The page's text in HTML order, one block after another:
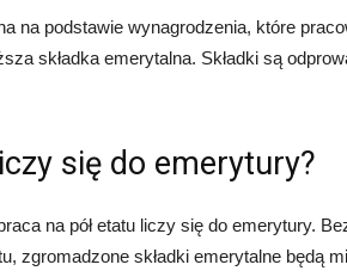
na podstawie wynagrodzenia, które
składka emerytalna. Składki są
się do emerytury?
na pół etatu liczy się do emerytury.
zgromadzone składki emerytalne będą